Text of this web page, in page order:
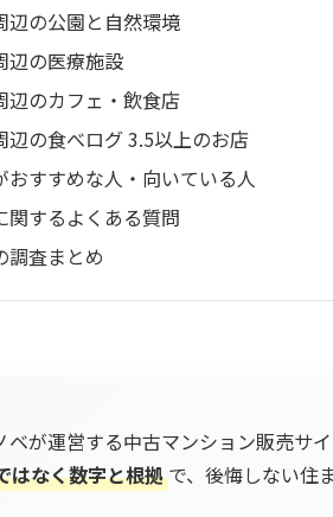
辺の公園と自然環境
辺の医療施設
辺のカフェ・飲食店
辺の食べログ 3.5以上のお店
おすすめな人・向いている人
関するよくある質問
調査まとめ
ベが運営する中古マンション販売サ
はなく数字と根拠で、後悔しない住